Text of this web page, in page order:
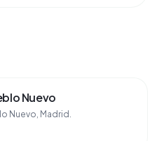
Nuevo
Nuevo, Madrid.